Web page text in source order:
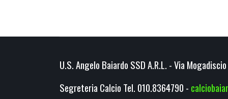
U.S. Angelo Baiardo SSD A.R.L. - Via
Segreteria Calcio Tel. 010.8364790 -